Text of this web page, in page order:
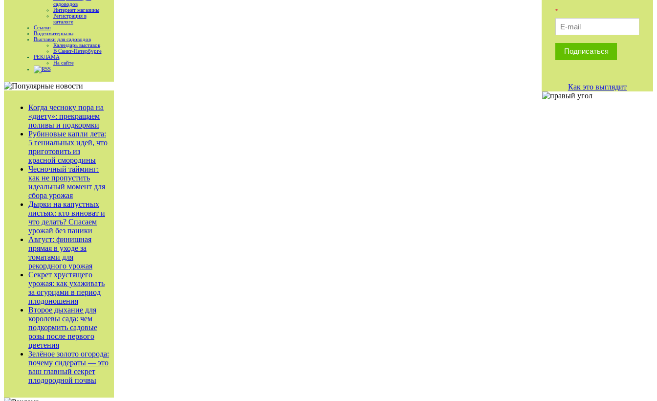
садоводов
Интернет магазины
Регистрация в
каталоге
Ссылки
Видеоматериалы
Выставки для садоводов
Календарь выставок
В Санкт-Петербурге
РЕКЛАМА
На сайте
RSS
Когда чесноку пора на
«диету»: прекращаем
поливы и подкормки
Рубиновые капли лета:
5 гениальных идей, что
приготовить из
красной смородины
Чесночный тайминг:
как не пропустить
идеальный момент для
сбора урожая
Дырки на капустных
листьях: кто виноват и
что делать? Спасаем
урожай без паники
Август: финишная
прямая в уходе за
томатами для
рекордного урожая
Секрет хрустящего
урожая: как ухаживать
за огурцами в период
плодоношения
Второе дыхание для
королевы сада: чем
подкормить садовые
розы после первого
цветения
Зелёное золото огорода:
почему сидераты — это
ваш главный секрет
плодородной почвы
*
Подписаться
Как это выглядит